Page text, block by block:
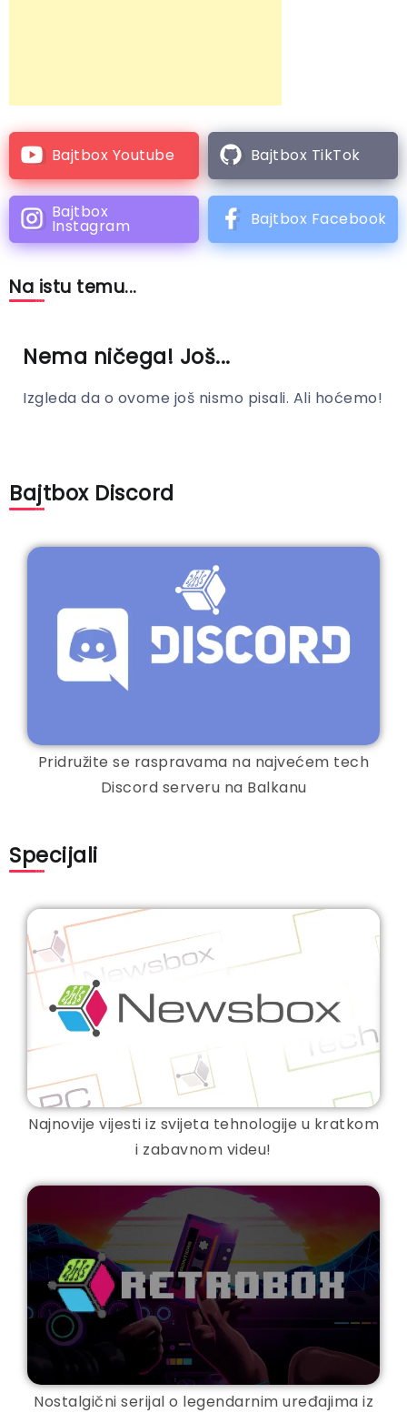
Bajtbox Youtube Bajtbox TikTok
Bajtbox
Instagram Bajtbox Facebook
Na istu temu...
Nema ničega! Još...
Izgleda da o ovome još nismo pisali. Ali hoćemo!
Bajtbox Discord
Pridružite se raspravama na najvećem tech
Discord serveru na Balkanu
Specijali
Najnovije vijesti iz svijeta tehnologije u kratkom
i zabavnom videu!
Nostalgični serijal o legendarnim uređajima iz